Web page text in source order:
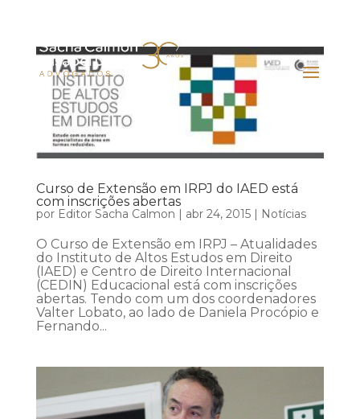
Curso de Extensão em IRPJ do IAED está
com inscrições abertas
por Editor Sacha Calmon | abr 24, 2015| Notícias
O Curso de Extensão em IRPJ – Atualidades
do Instituto de Altos Estudos em Direito
(IAED) e Centro de Direito Internacional
(CEDIN) Educacional está com inscrições
abertas. Tendo com um dos coordenadores
Valter Lobato, ao lado de Daniela Procópio e
Fernando...